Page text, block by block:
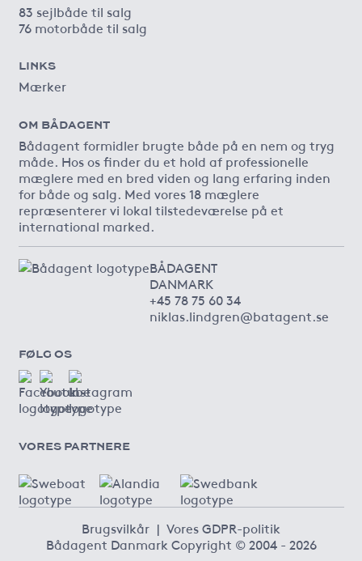
83 sejlbåde til salg
76 motorbåde til salg
LINKS
Mærker
OM BÅDAGENT
Bådagent formidler brugte både på en nem og tryg
måde. Hos os finder du et hold af professionelle
mæglere med en bred viden og lang erfaring inden
for både og salg. Med vores 18 mæglere
repræsenterer vi lokal tilstedeværelse på et
international marked.
BÅDAGENT
DANMARK
+45 78 75 60 34
niklas.lindgren@batagent.se
FØLG OS
VORES PARTNERE
Brugsvilkår | Vores GDPR-politik
Bådagent Danmark Copyright © 2004 - 2026